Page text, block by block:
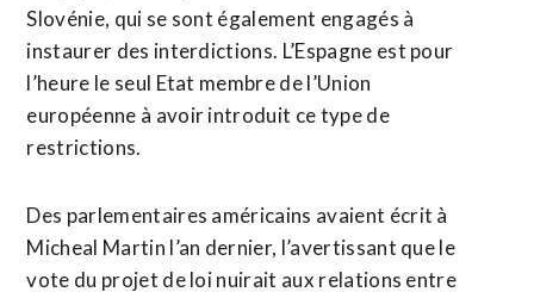
Slovénie, qui se sont également engagés à
instaurer des interdictions. L’Espagne est ​pour
l’heure le seul Etat membre de l’Union
européenne à avoir introduit ce type de
restrictions.
Des parlementaires américains avaient écrit à
Micheal Martin l’an dernier, l’avertissant que le
vote du projet de loi nuirait aux relations entre